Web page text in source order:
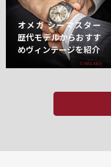
オメガ シーマスター
歴代モデルからおすす
めヴィンテージを紹介